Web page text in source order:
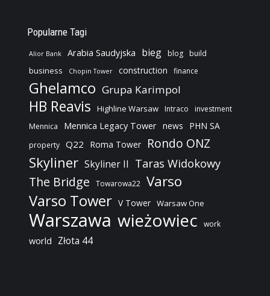
Popularne Tagi
Alior Bank Arabia Saudyjska bieg blog build
business Chopin Tower construction finance
Ghelamco Grupa Karimpol
HB Reavis Highline Warsaw Intraco
investment
Mennica
Mennica Legacy Tower news PHN SA
property Q22 Roma Tower Rondo ONZ
Skyliner Skyliner II Taras Widokowy
The Bridge Towarowa22 Varso
Varso Tower V Tower Warsaw One
Warszawa wieżowiec work
world Złota 44